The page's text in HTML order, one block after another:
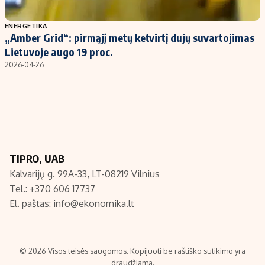
Populiarios temos
Investavimas
Akcijų rinka
Titulinis
Nedarbo išmokos skaičiuoklė
Redakcija
Turinio žymėjimo taisyklės
ENERGETIKA
„Amber Grid“: pirmąjį metų ketvirtį dujų suvartojimas
Lietuvoje augo 19 proc.
2026-04-26
TIPRO, UAB
Kalvarijų g. 99A-33, LT-08219 Vilnius
Tel.: +370 606 17737
El. paštas: info@ekonomika.lt
© 2026 Visos teisės saugomos. Kopijuoti be raštiško sutikimo yra
draudžiama.